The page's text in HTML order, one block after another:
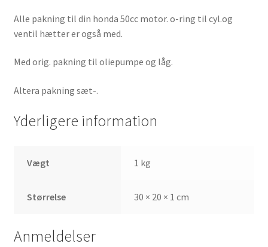
Alle pakning til din honda 50cc motor. o-ring til cyl.og
ventil hætter er også med.
Med orig. pakning til oliepumpe og låg.
Altera pakning sæt-.
Yderligere information
Vægt 1 kg
Størrelse 30 × 20 × 1 cm
Anmeldelser